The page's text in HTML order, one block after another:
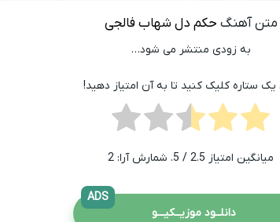
متن آهنگ حکم دل شهاب فالجی
به زودی منتشر می شود‌‌…
ستاره کلیک کنید تا به آن امتیاز دهید!
میانگین امتیاز 2.5/ 5. شمارش آرا: 2
دانلــود موزیــکیـــو
ADS